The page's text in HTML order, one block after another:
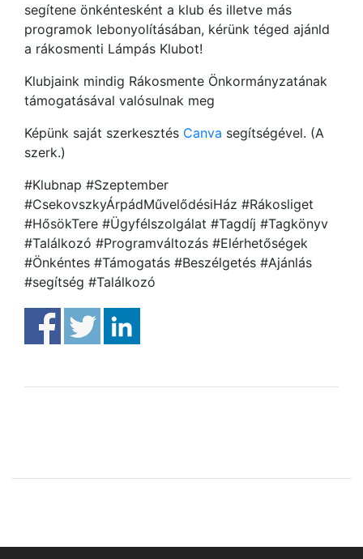
segítene önkéntesként a klub és illetve más
programok lebonyolításában, kérünk téged ajánld
a rákosmenti Lámpás Klubot!
Klubjaink mindig Rákosmente Önkormányzatának
támogatásával valósulnak meg
Képünk saját szerkesztés Canva segítségével. (A
szerk.)
#Klubnap #Szeptember
#CsekovszkyÁrpádMűvelődésiHáz #Rákosliget
#HősökTere #Ügyfélszolgálat #Tagdíj #Tagkönyv
#Találkozó #Programváltozás #Elérhetőségek
#Önkéntes #Támogatás #Beszélgetés #Ajánlás
#segítség #Találkozó